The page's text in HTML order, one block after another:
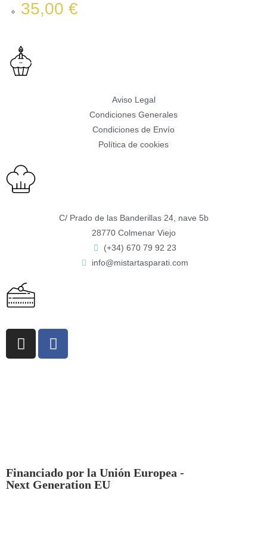
35,00 €
Aviso Legal
Condiciones Generales
Condiciones de Envío
Política de cookies
C/ Prado de las Banderillas 24, nave 5b
28770 Colmenar Viejo
(+34) 670 79 92 23
info@mistartasparati.com
Financiado por la Unión Europea -
Next Generation EU